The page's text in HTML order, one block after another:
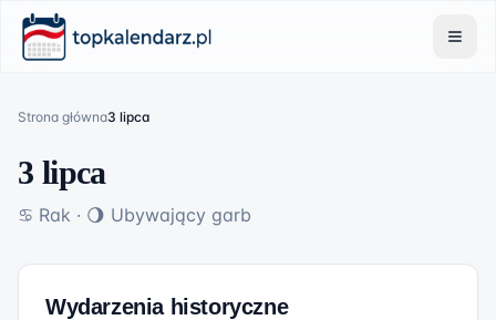
Strona główna3 lipca
3 lipca
♋ Rak · 🌖 Ubywający garb
Wydarzenia historyczne